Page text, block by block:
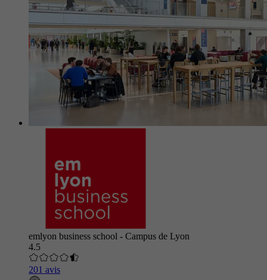
emlyon business school - Campus de Lyon
4.5
201 avis